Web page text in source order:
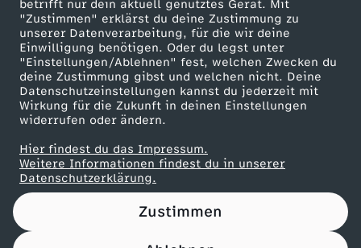
betrifft nur dein aktuell genutztes Gerät. Mit
"Zustimmen" erklärst du deine Zustimmung zu
unserer Datenverarbeitung, für die wir deine
Einwilligung benötigen. Oder du legst unter
"Einstellungen/Ablehnen" fest, welchen Zwecken du
deine Zustimmung gibst und welchen nicht. Deine
Datenschutzeinstellungen kannst du jederzeit mit
Wirkung für die Zukunft in deinen Einstellungen
widerrufen oder ändern.
Hier findest du das Impressum.
Weitere Informationen findest du in unserer
Datenschutzerklärung.
Zustimmen
n
e
i
n
T
Werbefernsehen
Mainzelmännchen
Partner